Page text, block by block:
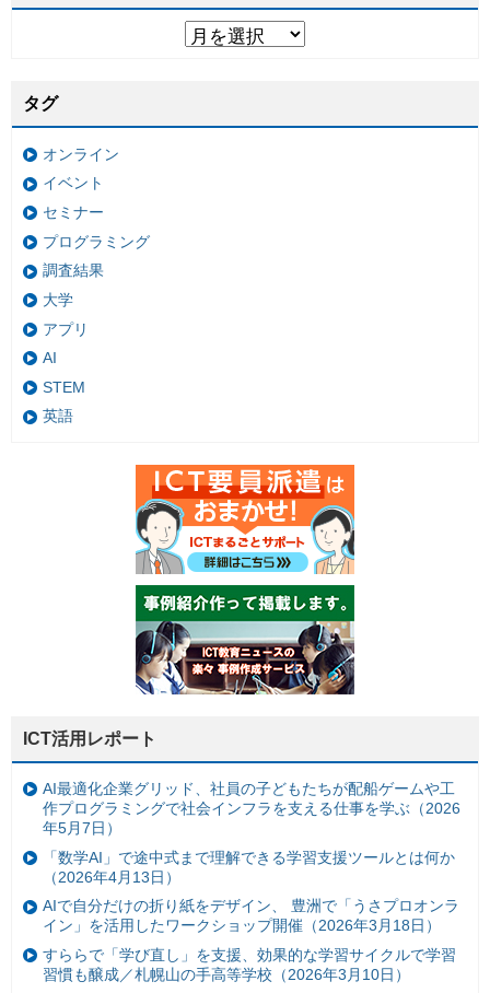
タグ
オンライン
イベント
セミナー
プログラミング
調査結果
大学
アプリ
AI
STEM
英語
ICT活用レポート
AI最適化企業グリッド、社員の子どもたちが配船ゲームや工
作プログラミングで社会インフラを支える仕事を学ぶ（2026
年5月7日）
「数学AI」で途中式まで理解できる学習支援ツールとは何か
（2026年4月13日）
AIで自分だけの折り紙をデザイン、 豊洲で「うさプロオンラ
イン」を活用したワークショップ開催（2026年3月18日）
すららで「学び直し」を支援、効果的な学習サイクルで学習
習慣も醸成／札幌山の手高等学校（2026年3月10日）